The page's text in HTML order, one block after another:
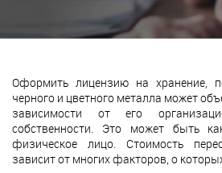
Оформить лицензию на хранение,
черного и цветного металла может
зависимости от его
собственности. Это может быть
физическое лицо. Стоимость
зависит от многих факторов, о